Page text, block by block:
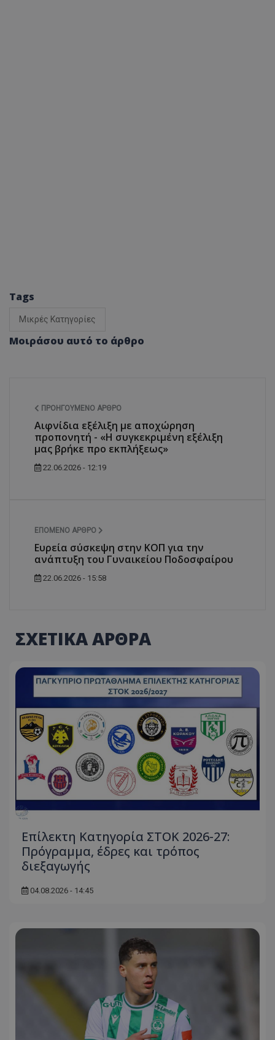
Tags
Μικρές Κατηγορίες
Μοιράσου αυτό το άρθρο
ΠΡΟΗΓΟΎΜΕΝΟ ΆΡΘΡΟ
Αιφνίδια εξέλιξη με αποχώρηση
προπονητή - «Η συγκεκριμένη εξέλιξη
μας βρήκε προ εκπλήξεως»
22.06.2026 - 12:19
ΕΠΌΜΕΝΟ ΆΡΘΡΟ
Ευρεία σύσκεψη στην ΚΟΠ για την
ανάπτυξη του Γυναικείου Ποδοσφαίρου
22.06.2026 - 15:58
ΣΧΕΤΙΚΑ ΑΡΘΡΑ
Επίλεκτη Κατηγορία ΣΤΟΚ 2026-27:
Πρόγραμμα, έδρες και τρόπος
διεξαγωγής
04.08.2026 - 14:45